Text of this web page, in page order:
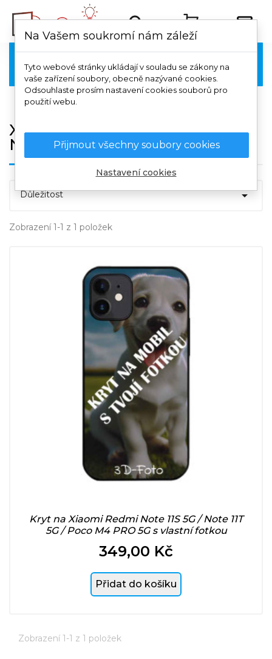
Xiaomi 
Xiaomi Redmi Note 11S 5G /
Note 11T 5G / Poco M4 PRO 5G
Důležitost 
Zobrazení 1-1 z 1 položek
Kryt na Xiaomi Redmi Note 11S 5G / Note 11T
5G / Poco M4 PRO 5G s vlastní fotkou
Cena
349,00 Kč
Přidat do košíku
Zobrazení 1-1 z 1 položek
Na Vašem soukromí nám záleží
Tyto webové stránky ukládají v souladu se zákony na
vaše zařízení soubory, obecně nazývané cookies.
Odsouhlaste prosím nastavení cookies souborů pro
použití webu.
Přijmout všechny soubory cookies
Nastavení cookies